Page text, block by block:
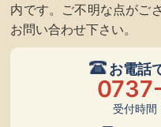
内です。ご不明な点がご
お問い合わせ下さい。
お電話
受付時間